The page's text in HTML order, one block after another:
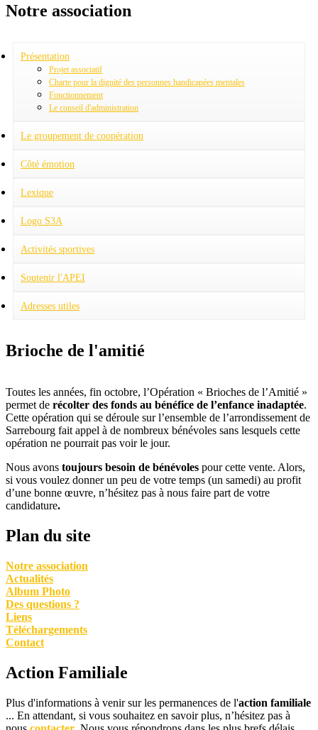
Notre association
Présentation
Projet associatif
Charte pour la dignité des personnes handicapées mentales
Fonctionnement
Le conseil d'administration
Le groupement de coopération
Présentation
Côté émotion
Quand le destin nous joue des tours
Lexique
Logo S3A
Activités sportives
Judo
Soutenir l'APEI
Adresses utiles
Brioche de l'amitié
Toutes les années, fin octobre, l’Opération « Brioches de l’Amitié »
permet de récolter des fonds au bénéfice de l’enfance inadaptée.
Cette opération qui se déroule sur l’ensemble de l’arrondissement de
Sarrebourg fait appel à de nombreux bénévoles sans lesquels cette
opération ne pourrait pas voir le jour.
Nous avons toujours besoin de bénévoles pour cette vente. Alors,
si vous voulez donner un peu de votre temps (un samedi) au profit
d’une bonne œuvre, n’hésitez pas à nous faire part de votre
candidature.
Plan du site
Notre association
Actualités
Album Photo
Des questions ?
Liens
Téléchargements
Contact
Action Familiale
Plus d'informations à venir sur les permanences de l'action familiale
... En attendant, si vous souhaitez en savoir plus, n’hésitez pas à